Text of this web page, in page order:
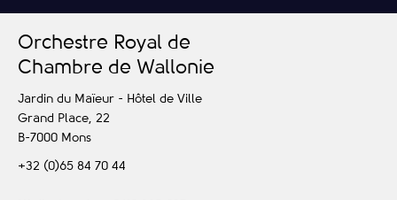
Orchestre Royal de
Chambre de Wallonie
Jardin du Maïeur - Hôtel de Ville
Grand Place, 22
B-7000 Mons
+32 (0)65 84 70 44